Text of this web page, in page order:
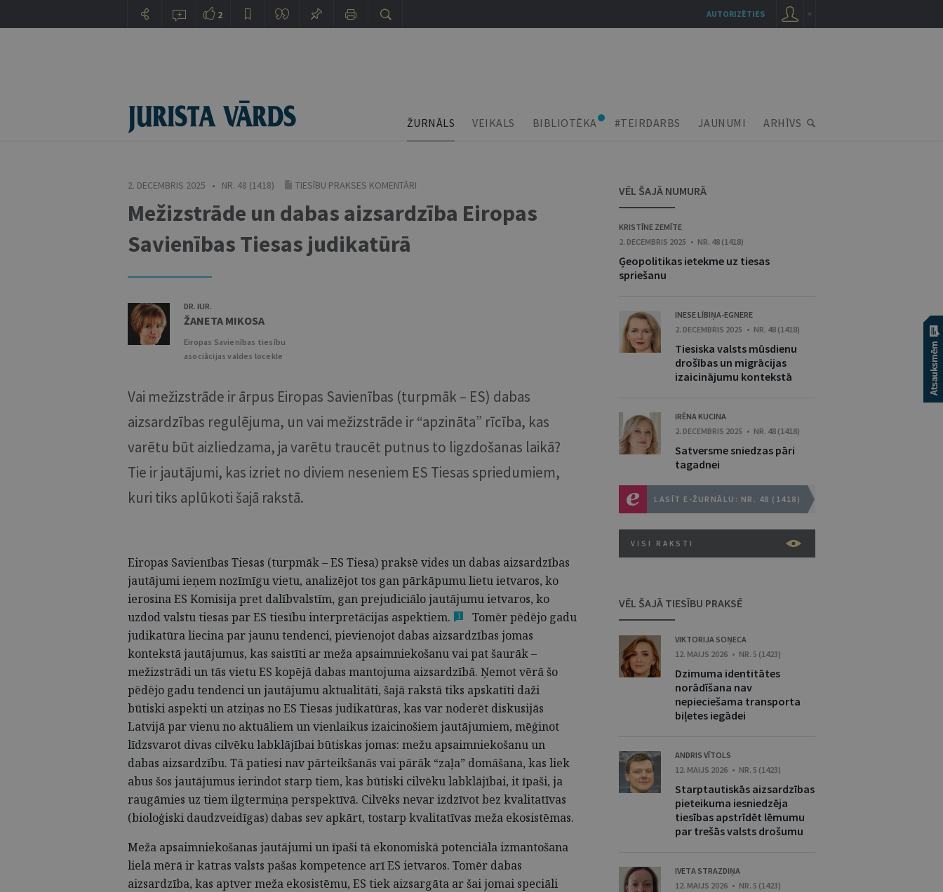
ŽURNĀLS VEIKALS BIBLIOTĒKA #TEIRDARBS JAUNUMI ARHĪVS
2. DECEMBRIS 2025 • NR. 48 (1418) TIESĪBU PRAKSES KOMENTĀRI
Mežizstrāde un dabas aizsardzība Eiropas
Savienības Tiesas judikatūrā
DR. IUR.
ŽANETA MIKOSA
Eiropas Savienības tiesību
asociācijas valdes locekle
Vai mežizstrāde ir ārpus Eiropas Savienības (turpmāk – ES) dabas
aizsardzības regulējuma, un vai mežizstrāde ir “apzināta” rīcība, kas
varētu būt aizliedzama, ja varētu traucēt putnus to ligzdošanas laikā?
Tie ir jautājumi, kas izriet no diviem neseniem ES Tiesas spriedumiem,
kuri tiks aplūkoti šajā rakstā.
Eiropas Savienības Tiesas (turpmāk – ES Tiesa) praksē vides un dabas aizsardzības
jautājumi ieņem nozīmīgu vietu, analizējot tos gan pārkāpumu lietu ietvaros, ko
ierosina ES Komisija pret dalībvalstīm, gan prejudiciālo jautājumu ietvaros, ko
uzdod valstu tiesas par ES tiesību interpretācijas aspektiem. 1
Tomēr pēdējo gadu
judikatūra liecina par jaunu tendenci, pievienojot dabas aizsardzības jomas
kontekstā jautājumus, kas saistīti ar meža apsaimniekošanu vai pat šaurāk –
mežizstrādi un tās vietu ES kopējā dabas mantojuma aizsardzībā. Ņemot vērā šo
pēdējo gadu tendenci un jautājumu aktualitāti, šajā rakstā tiks apskatīti daži
būtiski aspekti un atziņas no ES Tiesas judikatūras, kas var noderēt diskusijās
Latvijā par vienu no aktuāliem un vienlaikus izaicinošiem jautājumiem, mēģinot
līdzsvarot divas cilvēku labklājībai būtiskas jomas: mežu apsaimniekošanu un
dabas aizsardzību. Tā patiesi nav pārteikšanās vai pārāk “zaļa” domāšana, kas liek
abus šos jautājumus ierindot starp tiem, kas būtiski cilvēku labklājībai, it īpaši, ja
raugāmies uz tiem ilgtermiņa perspektīvā. Cilvēks nevar izdzīvot bez kvalitatīvas
(bioloģiski daudzveidīgas) dabas sev apkārt, tostarp kvalitatīvas meža ekosistēmas.
Meža apsaimniekošanas jautājumi un īpaši tā ekonomiskā potenciāla izmantošana
lielā mērā ir katras valsts pašas kompetence arī ES ietvaros. Tomēr dabas
aizsardzība, kas aptver meža ekosistēmu, ES tiek aizsargāta ar šai jomai speciāli
VĒL ŠAJĀ NUMURĀ
KRISTĪNE ZEMĪTE
2. DECEMBRIS 2025 • NR. 48 (1418)
Ģeopolitikas ietekme uz tiesas
spriešanu
INESE LĪBIŅA-EGNERE
2. DECEMBRIS 2025 • NR. 48 (1418)
Tiesiska valsts mūsdienu
drošības un migrācijas
izaicinājumu kontekstā
IRĒNA KUCINA
2. DECEMBRIS 2025 • NR. 48 (1418)
Satversme sniedzas pāri
tagadnei
LASĪT E-ŽURNĀLU: NR. 48 (1418)
VISI RAKSTI
VĒL ŠAJĀ TIESĪBU PRAKSĒ
VIKTORIJA SOŅECA
12. MAIJS 2026 • NR. 5 (1423)
Dzimuma identitātes
norādīšana nav
nepieciešama transporta
biļetes iegādei
ANDRIS VĪTOLS
12. MAIJS 2026 • NR. 5 (1423)
Starptautiskās aizsardzības
pieteikuma iesniedzēja
tiesības apstrīdēt lēmumu
par trešās valsts drošumu
IVETA STRAZDIŅA
12. MAIJS 2026 • NR. 5 (1423)
2 AUTORIZĒTIES